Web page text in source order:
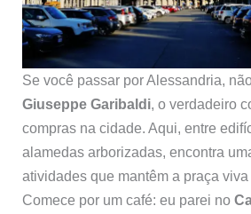
Se você passar por Alessandria,
Giuseppe Garibaldi, o verdadeiro
compras na cidade. Aqui, entre
alamedas arborizadas, encontra
atividades que mantêm a praça
Comece por um café: eu parei no